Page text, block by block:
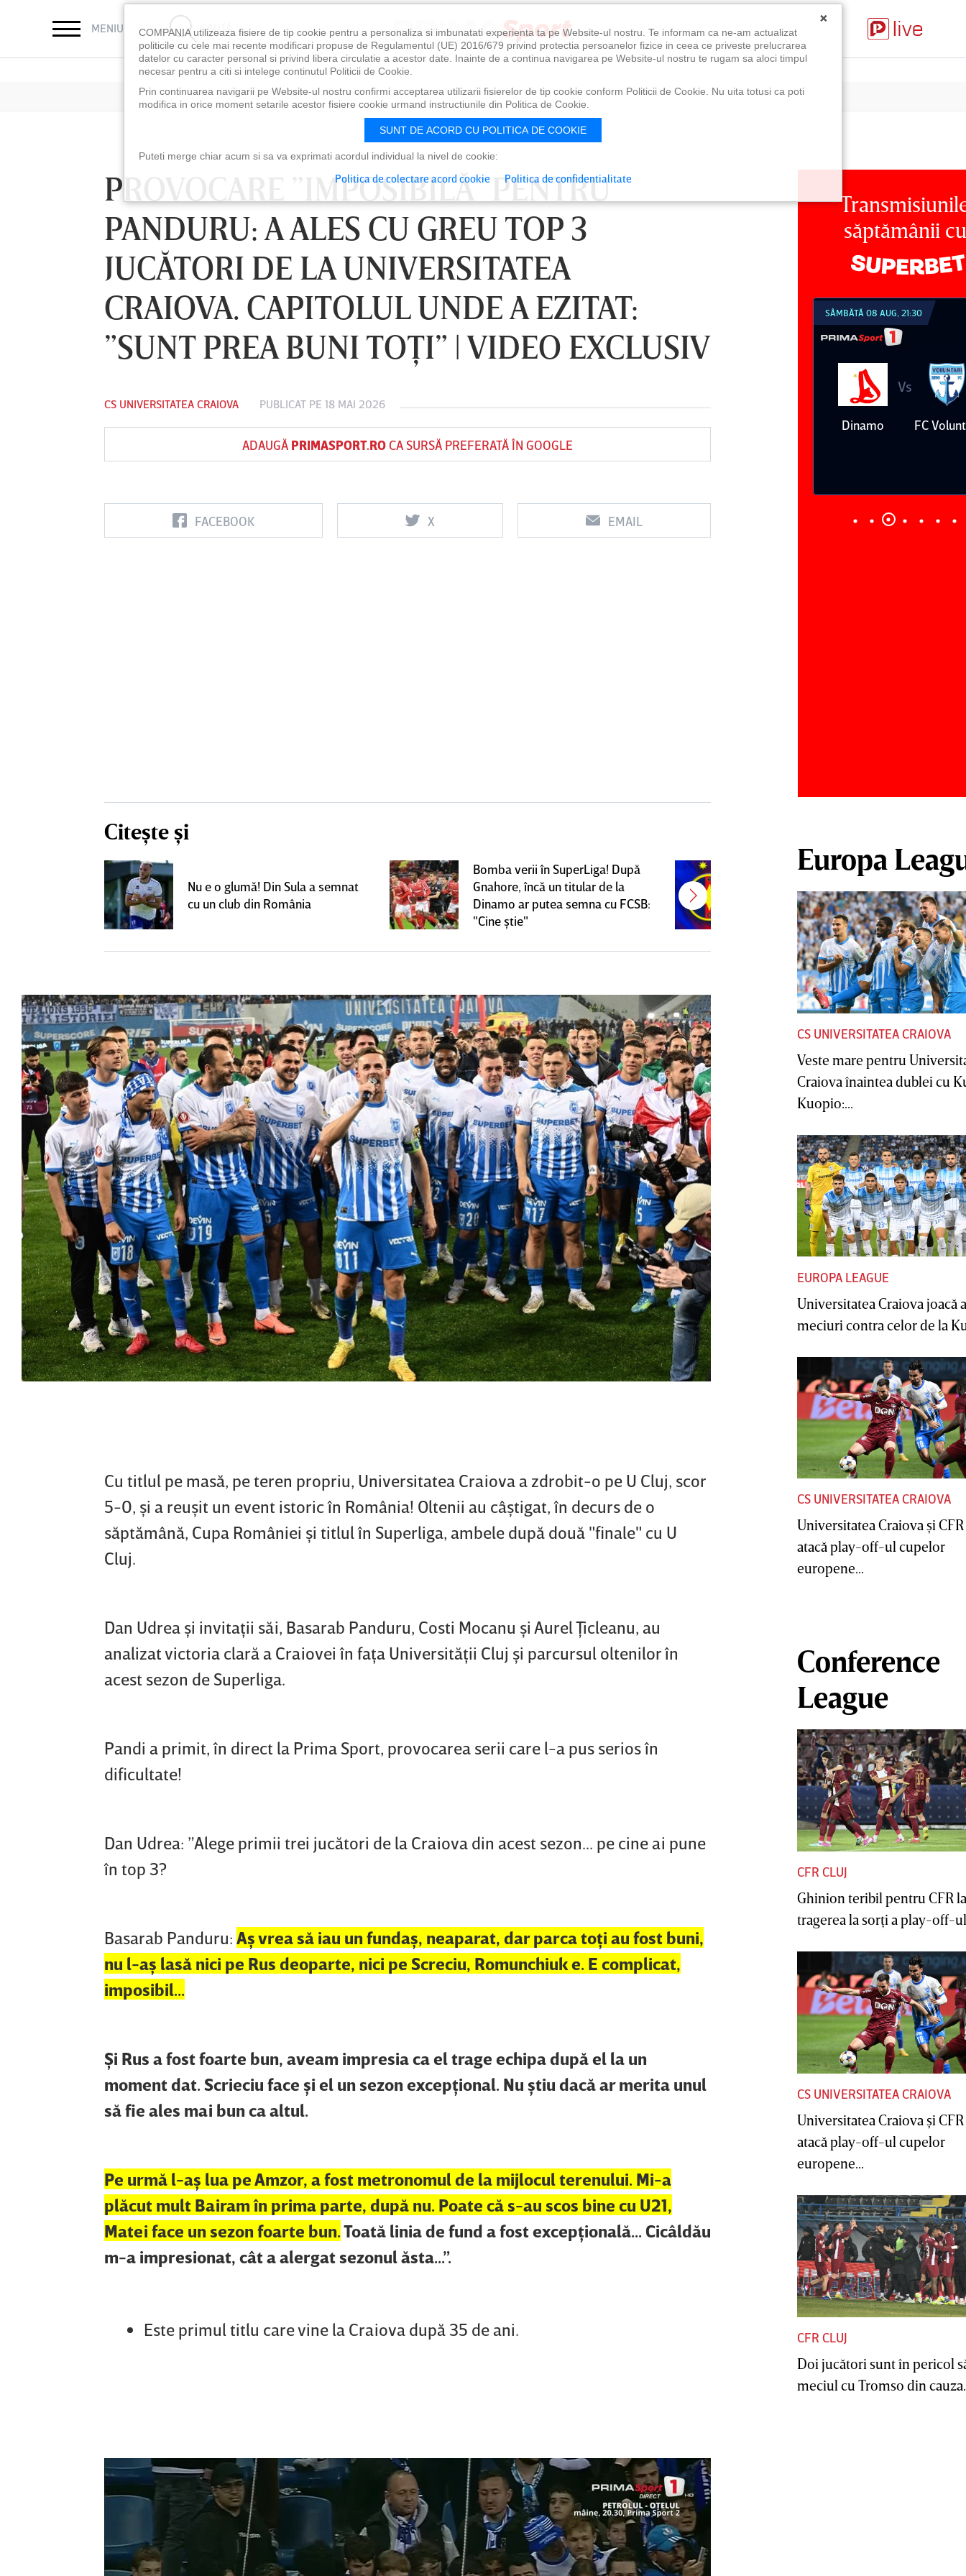
MENIU CAUTĂ
PROVOCARE ”IMPOSIBILĂ” PENTRU
PANDURU: A ALES CU GREU TOP 3
JUCĂTORI DE LA UNIVERSITATEA
CRAIOVA. CAPITOLUL UNDE A EZITAT:
”SUNT PREA BUNI TOŢI” | VIDEO EXCLUSIV
CS UNIVERSITATEA CRAIOVA PUBLICAT PE 18 MAI 2026
ADAUGĂ PRIMASPORT.ROCA SURSĂ PREFERATĂ ÎN GOOGLE
FACEBOOK X EMAIL
Citește și
Nu e o glumă! Din Sula a semnat
cu un club din România
Bomba verii în SuperLiga! După
Gnahore, încă un titular de la
Dinamo ar putea semna cu FCSB:
"Cine ştie"
E gata! FCSB a transferat un
jucător campion şi câştigător de
Cu titlul pe masă, pe teren propriu, Universitatea Craiova a zdrobit-o pe U Cluj, scor
5-0, şi a reuşit un event istoric în România! Oltenii au câştigat, în decurs de o
săptămână, Cupa României şi titlul în Superliga, ambele după două "finale" cu U
Cluj.
Dan Udrea şi invitaţii săi, Basarab Panduru, Costi Mocanu şi Aurel Ţicleanu, au
analizat victoria clară a Craiovei în faţa Universităţii Cluj şi parcursul oltenilor în
acest sezon de Superliga.
Pandi a primit, în direct la Prima Sport, provocarea serii care l-a pus serios în
dificultate!
Dan Udrea: ”Alege primii trei jucători de la Craiova din acest sezon... pe cine ai pune
în top 3?
Basarab Panduru: Aş vrea să iau un fundaş, neaparat, dar parca toţi au fost buni,
nu l-aş lasă nici pe Rus deoparte, nici pe Screciu, Romunchiuk e. E complicat,
imposibil...
Şi Rus a fost foarte bun, aveam impresia ca el trage echipa după el la un
moment dat. Scrieciu face şi el un sezon excepţional. Nu ştiu dacă ar merita unul
să fie ales mai bun ca altul.
Pe urmă l-aş lua pe Amzor, a fost metronomul de la mijlocul terenului. Mi-a
plăcut mult Bairam în prima parte, după nu. Poate că s-au scos bine cu U21,
Matei face un sezon foarte bun.Toată linia de fund a fost excepţională... Cicâldău
m-a impresionat, cât a alergat sezonul ăsta...”.
Este primul titlu care vine la Craiova după 35 de ani.
săptămânii cu
LUNI 10 AUG, 18:30
FC Botoşani
Corvinul
LUNI 10 AUG, 21:30
Sepsi OSK Sf
Gheorghe
FCSB
VINERI 07 AUG, 21:00
UTA Arad Rapid
SÂMBĂTĂ 08 AUG, 18:30
Farul
SÂMBĂTĂ 08 AUG, 21:30
Dinamo
Vs
FC
Europa
CS UNIVERSITATEA CRAIOVA
Veste mare pentru
Craiova înaintea dublei cu
Kuopio:...
EUROPA LEAGUE
Universitatea Craiova joacă
meciuri contra celor de la
CS UNIVERSITATEA CRAIOVA
Universitatea Craiova şi
atacă play-off-ul cupelor
europene...
Conference
League
CFR CLUJ
Ghinion teribil pentru CFR la
tragerea la sorţi a play-off-
CS UNIVERSITATEA CRAIOVA
Universitatea Craiova şi
atacă play-off-ul cupelor
europene...
CFR CLUJ
Doi jucători sunt în pericol
meciul cu Tromso din
×
COMPANIA utilizeaza fisiere de tip cookie pentru a personaliza si imbunatati experienta ta pe Website-ul nostru. Te informam ca ne-am actualizat
politicile cu cele mai recente modificari propuse de Regulamentul (UE) 2016/679 privind protectia persoanelor fizice in ceea ce priveste prelucrarea
datelor cu caracter personal si privind libera circulatie a acestor date. Inainte de a continua navigarea pe Website-ul nostru te rugam sa aloci timpul
necesar pentru a citi si intelege continutul Politicii de Cookie.
Prin continuarea navigarii pe Website-ul nostru confirmi acceptarea utilizarii fisierelor de tip cookie conform Politicii de Cookie. Nu uita totusi ca poti
modifica in orice moment setarile acestor fisiere cookie urmand instructiunile din Politica de Cookie.
SUNT DE ACORD CU POLITICA DE COOKIE
Puteti merge chiar acum si sa va exprimati acordul individual la nivel de cookie:
Politica de colectare acord cookie Politica de confidentialitate